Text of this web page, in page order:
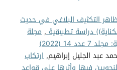
التكثيف البلاغي في حديث
دراسة تطبيقية, مجلة
14 (2022)
عبد الجليل إبراهيم, ارتكاب